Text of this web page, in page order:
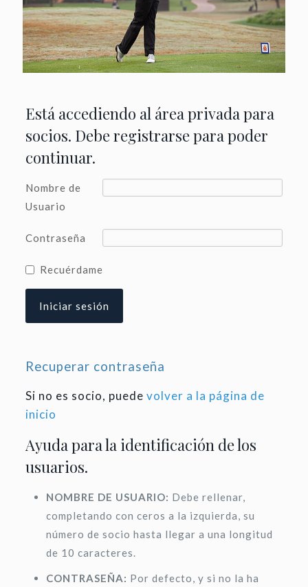
Está accediendo al área privada para
socios. Debe registrarse para poder
continuar.
Nombre de
Usuario
Contraseña
Recuérdame
Recuperar contraseña
Si no es socio, puede volver a la página de
inicio
Ayuda para la identificación de los
usuarios.
NOMBRE DE USUARIO: Debe rellenar,
completando con ceros a la izquierda, su
número de socio hasta llegar a una longitud
de 10 caracteres.
CONTRASEÑA: Por defecto, y si no la ha